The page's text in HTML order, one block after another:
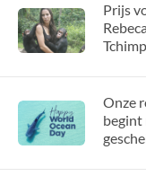
Prijs
Onze
begint